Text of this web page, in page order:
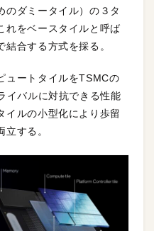
のダミータイル）の３タ
れをベースタイルと呼ば
合する方式を採る。
ュートタイルをTSMCの
イバルに対抗できる性能
イルの小型化により歩留
する。